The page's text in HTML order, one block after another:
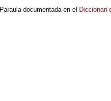
Paraula documentada en el Diccionari